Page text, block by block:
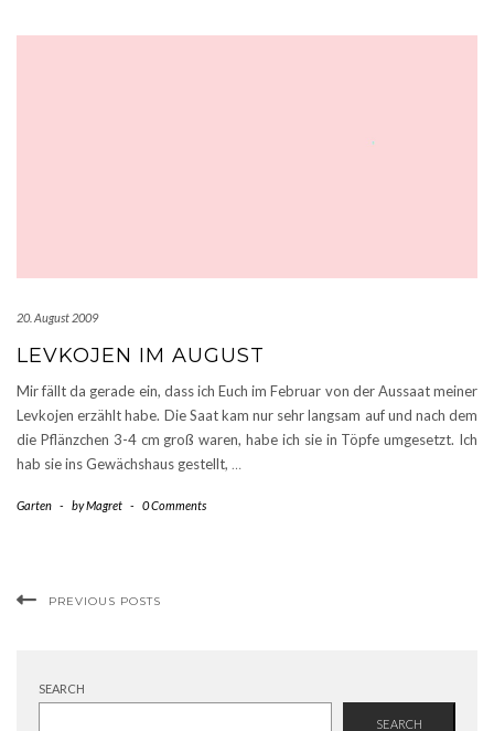
20. August 2009
LEVKOJEN IM AUGUST
Mir fällt da gerade ein, dass ich Euch im Februar von der Aussaat meiner
Levkojen erzählt habe. Die Saat kam nur sehr langsam auf und nach dem
die Pflänzchen 3-4 cm groß waren, habe ich sie in Töpfe umgesetzt. Ich
hab sie ins Gewächshaus gestellt, …
Garten - byMagret - 0 Comments
PREVIOUS POSTS
SEARCH
SEARCH